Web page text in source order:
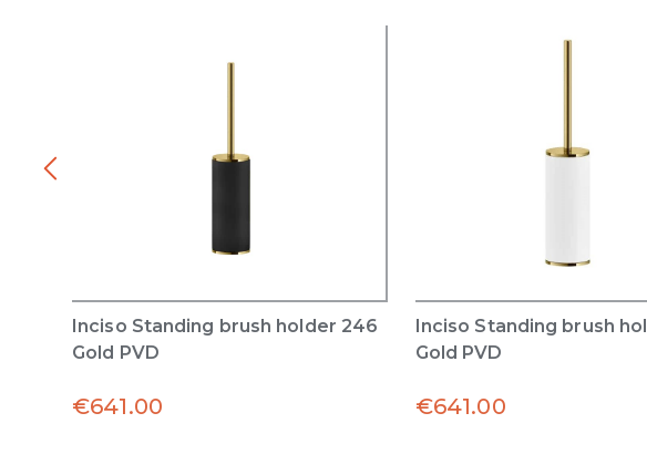
Inciso Standing brush holder 246
Gold PVD
€641.00
Inciso Standing brush
Gold PVD
€641.00